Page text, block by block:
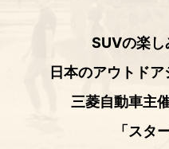
SUVの楽し
日本のアウトド
三菱自動車主
「スタ